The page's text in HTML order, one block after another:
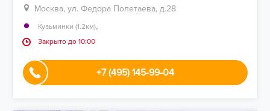
Москва, ул. Федора Полетаева, д.28
Кузьминки (1.2км),
Закрыто до 10:00
+7 (495) 145-99-04